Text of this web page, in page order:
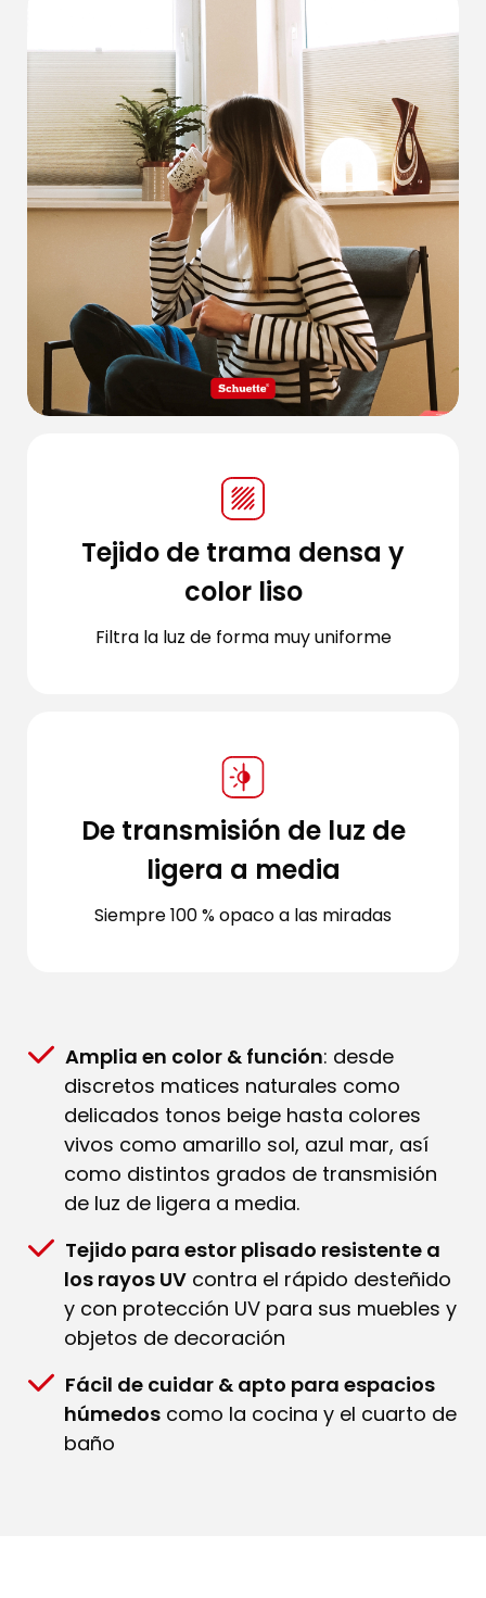
Tejido de trama densa y
color liso
Filtra la luz de forma muy uniforme
De transmisión de luz de
ligera a media
Siempre 100 % opaco a las miradas
Amplia en color & función: desde
discretos matices naturales como
delicados tonos beige hasta colores
vivos como amarillo sol, azul mar, así
como distintos grados de transmisión
de luz de ligera a media.
Tejido para estor plisado resistente a
los rayos UV contra el rápido desteñido
y con protección UV para sus muebles y
objetos de decoración
Fácil de cuidar & apto para espacios
húmedos como la cocina y el cuarto de
baño